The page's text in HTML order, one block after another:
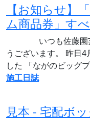
【お知らせ】
ム商品券」す
いつも佐藤園芸
うございます。 昨日
した 「ながのビッグ
施工日誌
見本 - 宅配ボ